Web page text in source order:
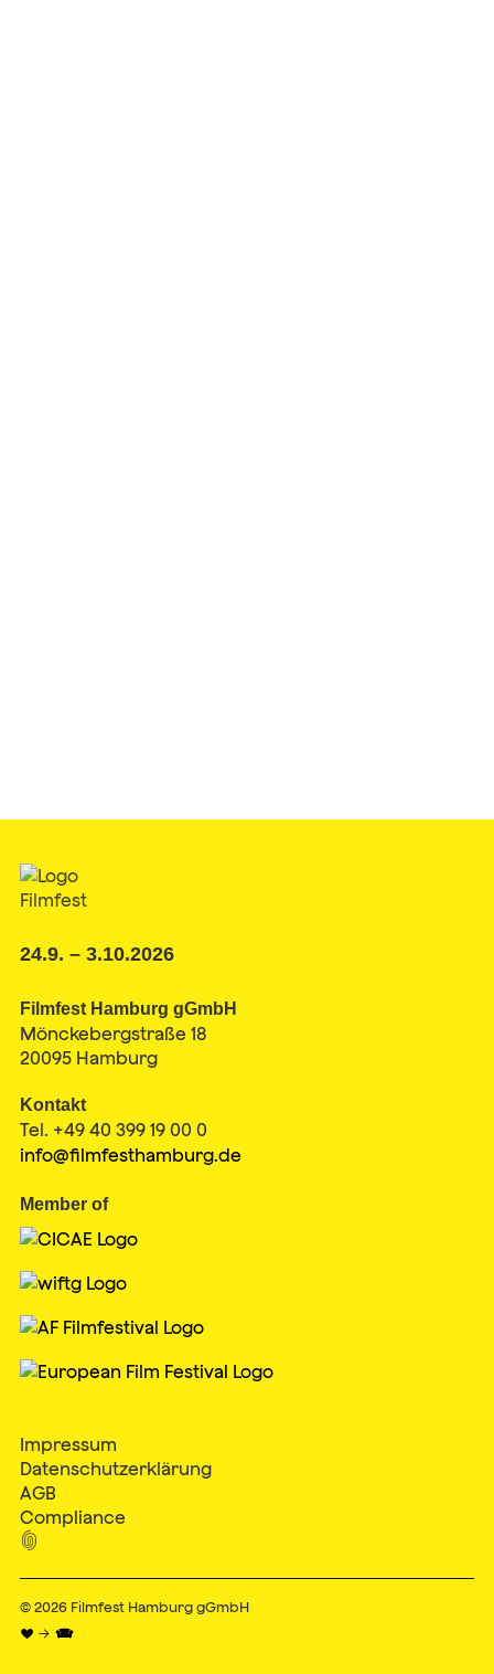
24.9. – 3.10.2026
Filmfest Hamburg gGmbH
Mönckebergstraße 18
20095 Hamburg
Kontakt
Tel. +49 40 399 19 00 0
info@filmfesthamburg.de
Member of
Impressum
Datenschutzerklärung
AGB
Compliance

© 2026 Filmfest Hamburg gGmbH
♥ → 